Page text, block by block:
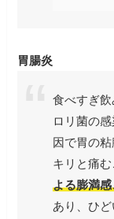
胃腸炎
食べすぎ
ロリ菌の
因で胃の
キリと痛
よる膨満
あり、ひ